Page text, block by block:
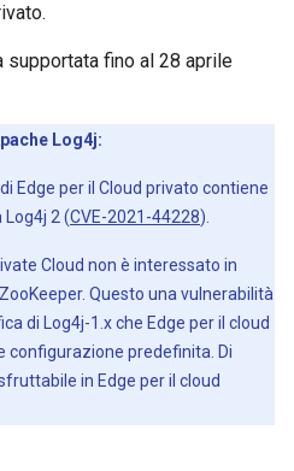
supportata fino al 28 aprile
Log4j:
Edge per il Cloud privato contiene
Log4j 2 (CVE-2021-44228).
Cloud non è interessato in
Questo una vulnerabilità
di Log4j-1.x che Edge per il cloud
configurazione predefinita. Di
in Edge per il cloud